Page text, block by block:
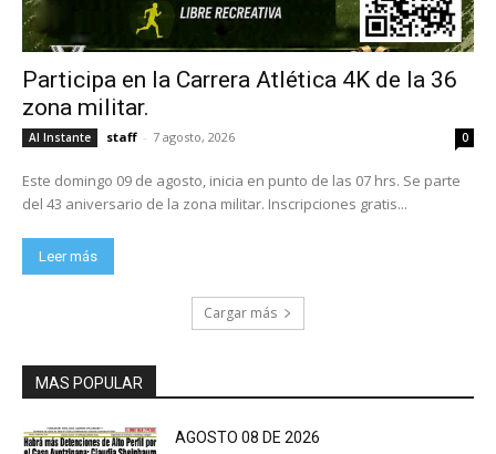
Participa en la Carrera Atlética 4K de la 36
zona militar.
Al Instante staff - 7 agosto, 2026 0
Este domingo 09 de agosto, inicia en punto de las 07 hrs. Se parte
del 43 aniversario de la zona militar. Inscripciones gratis...
Leer más
Cargar más
MAS POPULAR
AGOSTO 08 DE 2026